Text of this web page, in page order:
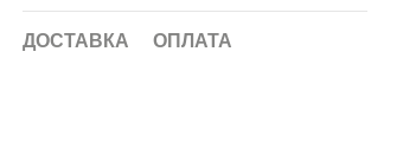
ДОСТАВКА ОПЛАТА